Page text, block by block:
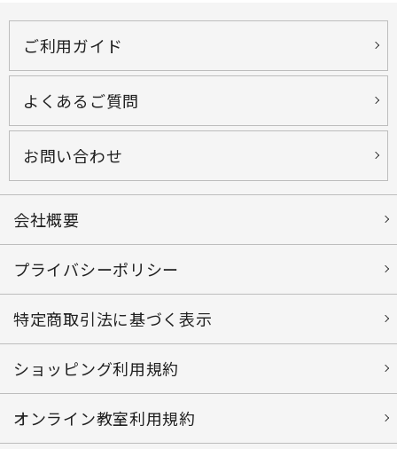
ご利用ガイド
よくあるご質問
お問い合わせ
会社概要
プライバシーポリシー
特定商取引法に基づく表示
ショッピング利用規約
オンライン教室利用規約